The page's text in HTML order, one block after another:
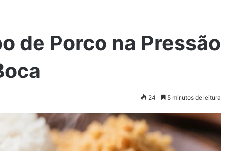
de Porco na Pressão
24 5 minutos de leitura